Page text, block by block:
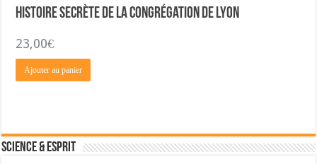
Histoire Secrète de la Congrégation de Lyon
23,00€
Ajouter au panier
Science & Esprit